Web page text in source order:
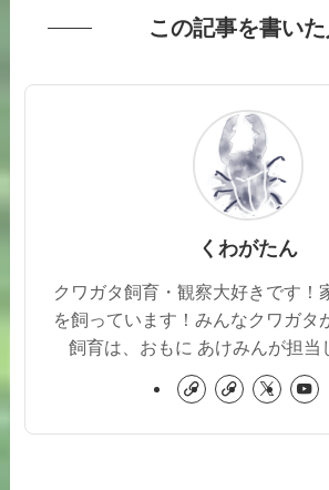
この記事を書いた
くわがたん
クワガタ飼育・観察大好きです！
を飼っています！みんなクワガタ
飼育は、おもに あけみんが担当